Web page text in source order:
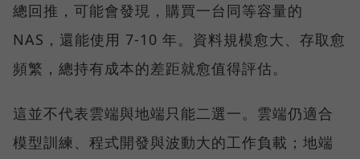
總回推，可能會發現，購買一台同等容量的
NAS，還能使用 7-10 年。資料規模愈大、存取愈
頻繁，總持有成本的差距就愈值得評估。
這並不代表雲端與地端只能二選一。雲端仍適合
模型訓練、程式開發與波動大的工作負載；地端